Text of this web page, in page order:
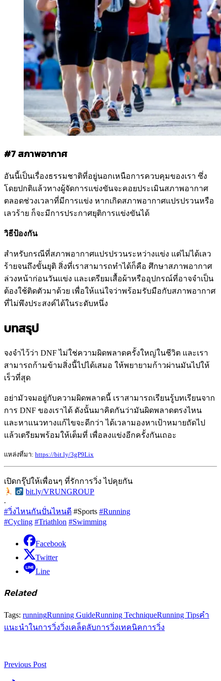
#7 สภาพอากาศ
อันนี้เป็นเรื่องธรรมชาติที่อยู่นอกเหนือการควบคุมของเรา ซึ่ง
โดยปกติแล้วทางผู้จัดการแข่งขันจะคอยประเมินสภาพอากาศ
ตลอดช่วงเวลาที่มีการแข่ง หากเกิดสภาพอากาศแปรปรวนหรือ
เลวร้าย ก็จะมีการประกาศยุติการแข่งขันได้
วิธีป้องกัน
สำหรับกรณีที่สภาพอากาศแปรปรวนระหว่างแข่ง แต่ไม่ได้เลว
ร้ายจนถึงขั้นยุติ สิ่งที่เราสามารถทำได้ก็คือ ศึกษาสภาพอากาศ
ล่วงหน้าก่อนวันแข่ง และเตรียมเสื้อผ้าหรืออุปกรณ์ที่อาจจำเป็น
ต้องใช้ติดตัวมาด้วย เพื่อให้แน่ใจว่าพร้อมรับมือกับสภาพอากาศ
ที่ไม่พึงประสงค์ได้ในระดับหนึ่ง
บทสรุป
จงจำไว้ว่า DNF ไม่ใช่ความผิดพลาดครั้งใหญ่ในชีวิต และเรา
สามารถก้ามข้ามสิ่งนี้ไปได้เสมอ ให้พยายามก้าวผ่านมันไปให้
เร็วที่สุด
อย่ามัวจมอยู่กับความผิดพลาดนี้ เราสามารถเรียนรู้บทเรียนจาก
การ DNF ของเราได้ ดังนั้นมาคิดกันว่ามันผิดพลาดตรงไหน
และหาแนวทางแก้ไขจะดีกว่า ได้เวลามองหาเป้าหมายถัดไป
แล้วเตรียมพร้อมให้เต็มที่ เพื่อลงแข่งอีกครั้งกันเถอะ
แหล่งที่มา: https://bit.ly/3gP9Lix
เปิดกรุ๊ปให้เพื่อนๆ ที่รักการวิ่ง ไปคุยกัน
bit.ly/VRUNGROUP
.
#วิ่งไหนกันปั่นไหนดี #Sports #Running
#Cycling #Triathlon #Swimming
Facebook
Twitter
Line
Related
Tags: runningRunning GuideRunning TechniqueRunning Tipsคำ
แนะนำในการวิ่งวิ่งเคล็ดลับการวิ่งเทคนิคการวิ่ง
Previous Post